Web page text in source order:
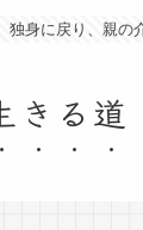
身に戻り、親の
きる道